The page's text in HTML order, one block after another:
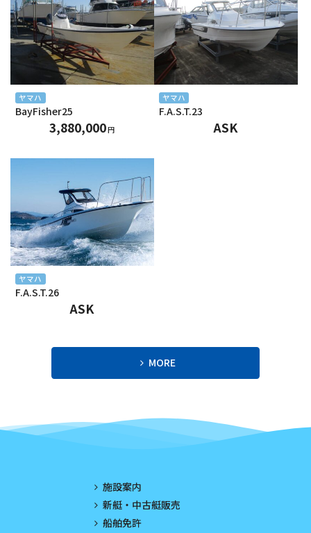
2024年8月
2024年7月
2024年6月
2024年5月
2024年4月
2024年2月
2024年1月
2023年12月
2023年11月
2023年10月
ヤマハ
BayFisher25
3,880,000円
ヤマハ
F.A.S.T.23
ASK
ヤマハ
F.A.S.T.26
ASK
MORE
施設案内
新艇・中古艇販売
船舶免許